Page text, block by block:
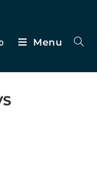
Menu